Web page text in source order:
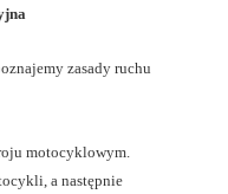
zasady ruchu
motocyklowym.
a następnie